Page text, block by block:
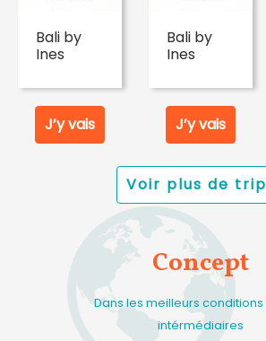
Bali by
Ines
J’y vais
Bali by
Ines
J’y vais
Voir plus de
Concept
Dans les meilleurs conditions
intérmédiaires